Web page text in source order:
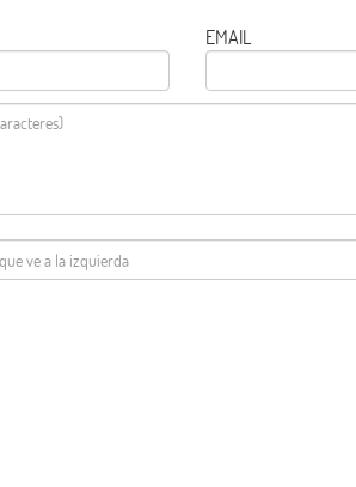
EMAIL